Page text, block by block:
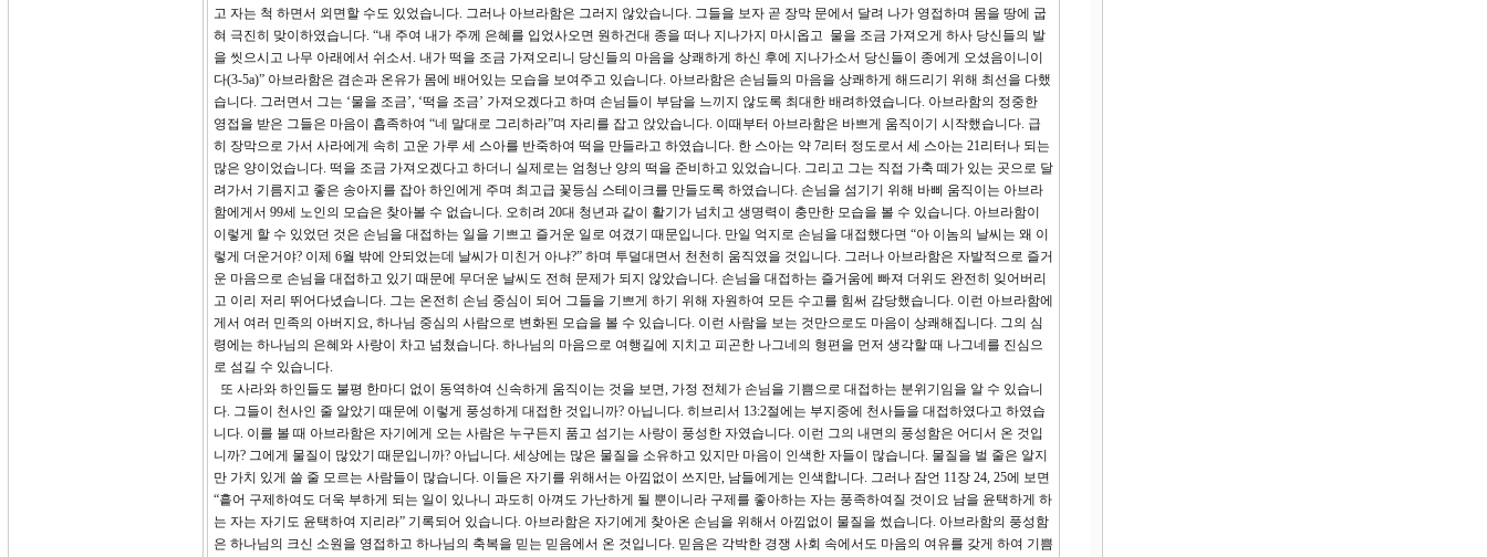
고 자는 척 하면서 외면할 수도 있었습니다. 그러나 아브라함은 그러지 않았습니다. 그들을 보자 곧 장막 문에서 달려 나가 영접하며 몸을 땅에 굽
혀 극진히 맞이하였습니다. “내 주여 내가 주께 은혜를 입었사오면 원하건대 종을 떠나 지나가지 마시옵고 물을 조금 가져오게 하사 당신들의 발
을 씻으시고 나무 아래에서 쉬소서. 내가 떡을 조금 가져오리니 당신들의 마음을 상쾌하게 하신 후에 지나가소서 당신들이 종에게 오셨음이니이
다(3-5a)” 아브라함은 겸손과 온유가 몸에 배어있는 모습을 보여주고 있습니다. 아브라함은 손님들의 마음을 상쾌하게 해드리기 위해 최선을 다했
습니다. 그러면서 그는 ‘물을 조금’, ‘떡을 조금’ 가져오겠다고 하며 손님들이 부담을 느끼지 않도록 최대한 배려하였습니다. 아브라함의 정중한
영접을 받은 그들은 마음이 흡족하여 “네 말대로 그리하라”며 자리를 잡고 앉았습니다. 이때부터 아브라함은 바쁘게 움직이기 시작했습니다. 급
히 장막으로 가서 사라에게 속히 고운 가루 세 스아를 반죽하여 떡을 만들라고 하였습니다. 한 스아는 약 7리터 정도로서 세 스아는 21리터나 되는
많은 양이었습니다. 떡을 조금 가져오겠다고 하더니 실제로는 엄청난 양의 떡을 준비하고 있었습니다. 그리고 그는 직접 가축 떼가 있는 곳으로 달
려가서 기름지고 좋은 송아지를 잡아 하인에게 주며 최고급 꽃등심 스테이크를 만들도록 하였습니다. 손님을 섬기기 위해 바삐 움직이는 아브라
함에게서 99세 노인의 모습은 찾아볼 수 없습니다. 오히려 20대 청년과 같이 활기가 넘치고 생명력이 충만한 모습을 볼 수 있습니다. 아브라함이
이렇게 할 수 있었던 것은 손님을 대접하는 일을 기쁘고 즐거운 일로 여겼기 때문입니다. 만일 억지로 손님을 대접했다면 “아 이놈의 날씨는 왜 이
렇게 더운거야? 이제 6월 밖에 안되었는데 날씨가 미친거 아냐?” 하며 투덜대면서 천천히 움직였을 것입니다. 그러나 아브라함은 자발적으로 즐거
운 마음으로 손님을 대접하고 있기 때문에 무더운 날씨도 전혀 문제가 되지 않았습니다. 손님을 대접하는 즐거움에 빠져 더위도 완전히 잊어버리
고 이리 저리 뛰어다녔습니다. 그는 온전히 손님 중심이 되어 그들을 기쁘게 하기 위해 자원하여 모든 수고를 힘써 감당했습니다. 이런 아브라함에
게서 여러 민족의 아버지요, 하나님 중심의 사람으로 변화된 모습을 볼 수 있습니다. 이런 사람을 보는 것만으로도 마음이 상쾌해집니다. 그의 심
령에는 하나님의 은혜와 사랑이 차고 넘쳤습니다. 하나님의 마음으로 여행길에 지치고 피곤한 나그네의 형편을 먼저 생각할 때 나그네를 진심으
로 섬길 수 있습니다.
또 사라와 하인들도 불평 한마디 없이 동역하여 신속하게 움직이는 것을 보면, 가정 전체가 손님을 기쁨으로 대접하는 분위기임을 알 수 있습니
다. 그들이 천사인 줄 알았기 때문에 이렇게 풍성하게 대접한 것입니까? 아닙니다. 히브리서 13:2절에는 부지중에 천사들을 대접하였다고 하였습
니다. 이를 볼 때 아브라함은 자기에게 오는 사람은 누구든지 품고 섬기는 사랑이 풍성한 자였습니다. 이런 그의 내면의 풍성함은 어디서 온 것입
니까? 그에게 물질이 많았기 때문입니까? 아닙니다. 세상에는 많은 물질을 소유하고 있지만 마음이 인색한 자들이 많습니다. 물질을 벌 줄은 알지
만 가치 있게 쓸 줄 모르는 사람들이 많습니다. 이들은 자기를 위해서는 아낌없이 쓰지만, 남들에게는 인색합니다. 그러나 잠언 11장 24, 25에 보면
“흩어 구제하여도 더욱 부하게 되는 일이 있나니 과도히 아껴도 가난하게 될 뿐이니라 구제를 좋아하는 자는 풍족하여질 것이요 남을 윤택하게 하
는 자는 자기도 윤택하여 지리라” 기록되어 있습니다. 아브라함은 자기에게 찾아온 손님을 위해서 아낌없이 물질을 썼습니다. 아브라함의 풍성함
은 하나님의 크신 소원을 영접하고 하나님의 축복을 믿는 믿음에서 온 것입니다. 믿음은 각박한 경쟁 사회 속에서도 마음의 여유를 갖게 하여 기쁨